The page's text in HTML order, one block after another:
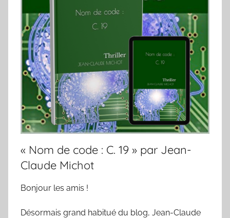
« Nom de code : C. 19 » par Jean-
Claude Michot
Bonjour les amis !
Désormais grand habitué du blog, Jean-Claude